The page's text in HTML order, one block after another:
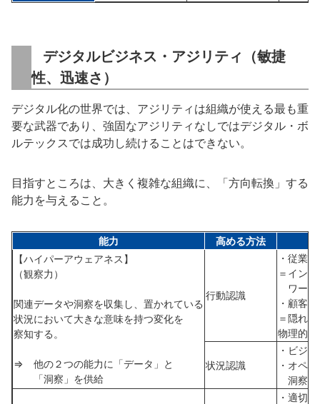
デジタルビジネス・アジリティ（敏捷
性、迅速さ）
デジタル化の世界では、アジリティは組織が使える最も重
要な武器であり、強固なアジリティなしではデジタル・ボ
ルテックスでは成功し続けることはできない。
目指すところは、大きく複雑な組織に、「方向転換」する
能力を与えること。
能力
高める方法
【ハイパーアウェアネス】
（観察力）
関連データや洞察を収集し、置かれている
状況において大きな意味を持つ変化を
察知する。
⇒ 他の２つの能力に「データ」と
「洞察」を供給
行動認識
・従業
＝イン
ワーク
・顧客
＝隠れ
物理的
状況認識
・ビジ
・オペ
洞察を
・適切